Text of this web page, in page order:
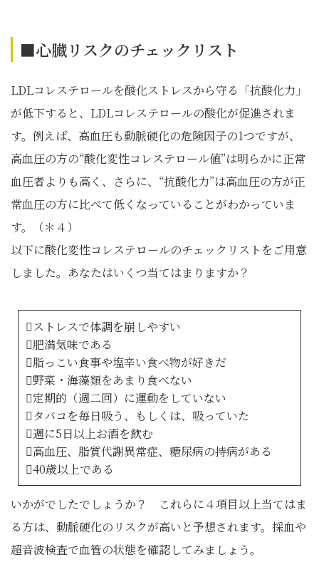
■心臓リスクのチェックリスト
LDLコレステロールを酸化ストレスから守る「抗酸化力」
が低下すると、LDLコレステロールの酸化が促進されま
す。例えば、高血圧も動脈硬化の危険因子の1つですが、
高血圧の方の“酸化変性コレステロール値”は明らかに正常
血圧者よりも高く、さらに、“抗酸化力”は高血圧の方が正
常血圧の方に比べて低くなっていることがわかっていま
す。（＊４）
以下に酸化変性コレステロールのチェックリストをご用意
しました。あなたはいくつ当てはまりますか？
ストレスで体調を崩しやすい
肥満気味である
脂っこい食事や塩辛い食べ物が好きだ
野菜・海藻類をあまり食べない
定期的（週二回）に運動をしていない
タバコを毎日吸う、もしくは、吸っていた
週に5日以上お酒を飲む
高血圧、脂質代謝異常症、糖尿病の持病がある
40歳以上である
いかがでしたでしょうか？ これらに４項目以上当てはま
る方は、動脈硬化のリスクが高いと予想されます。採血や
超音波検査で血管の状態を確認してみましょう。